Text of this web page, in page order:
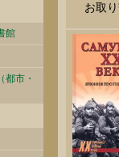
館
都市・
お取